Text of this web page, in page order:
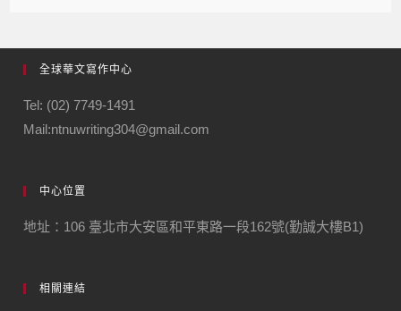
全球華文寫作中心
Tel: (02) 7749-1491
Mail:ntnuwriting304@gmail.com
中心位置
地址：106 臺北市大安區和平東路一段162號(勤誠大樓B1)
相關連結